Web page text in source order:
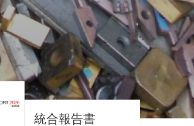
統合報告書